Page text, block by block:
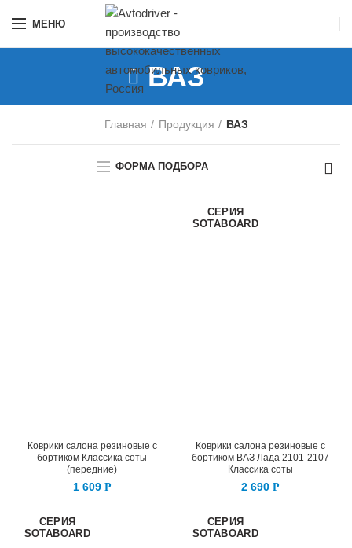
МЕНЮ
ВАЗ
Главная Продукция ВАЗ
ФОРМА ПОДБОРА
Коврики салона резиновые с
бортиком Классика соты
(передние)
1 609 Р
СЕРИЯ
SOTABOARD
Коврики салона резиновые с
бортиком ВАЗ Лада 2101-2107
Классика соты
2 690 Р
СЕРИЯ
SOTABOARD
СЕРИЯ
SOTABOARD